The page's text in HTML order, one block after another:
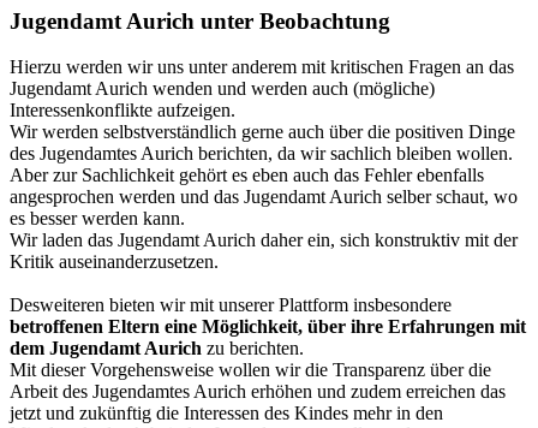
Jugendamt Aurich unter Beobachtung
Hierzu werden wir uns unter anderem mit kritischen Fragen an das
Jugendamt Aurich wenden und werden auch (mögliche)
Interessenkonflikte aufzeigen.
Wir werden selbstverständlich gerne auch über die positiven Dinge
des Jugendamtes Aurich berichten, da wir sachlich bleiben wollen.
Aber zur Sachlichkeit gehört es eben auch das Fehler ebenfalls
angesprochen werden und das Jugendamt Aurich selber schaut, wo
es besser werden kann.
Wir laden das Jugendamt Aurich daher ein, sich konstruktiv mit der
Kritik auseinanderzusetzen.
Desweiteren bieten wir mit unserer Plattform insbesondere
betroffenen Eltern eine Möglichkeit, über ihre Erfahrungen mit
dem Jugendamt Aurich zu berichten.
Mit dieser Vorgehensweise wollen wir die Transparenz über die
Arbeit des Jugendamtes Aurich erhöhen und zudem erreichen das
jetzt und zukünftig die Interessen des Kindes mehr in den